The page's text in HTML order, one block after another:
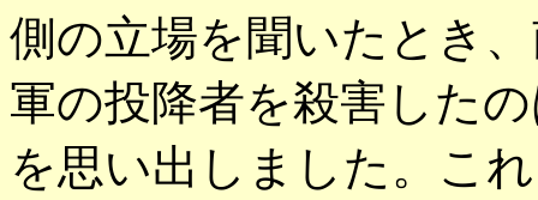
側の立場を聞いたとき
軍の投降者を殺害した
を思い出しました。こ